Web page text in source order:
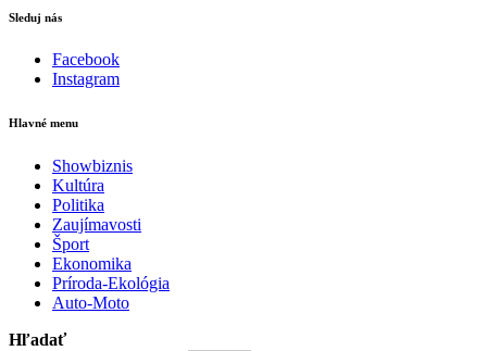
Sleduj nás
Facebook
Instagram
Hlavné menu
Showbiznis
Kultúra
Politika
Zaujímavosti
Šport
Ekonomika
Príroda-Ekológia
Auto-Moto
Hľadať